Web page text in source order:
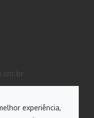
experiência,